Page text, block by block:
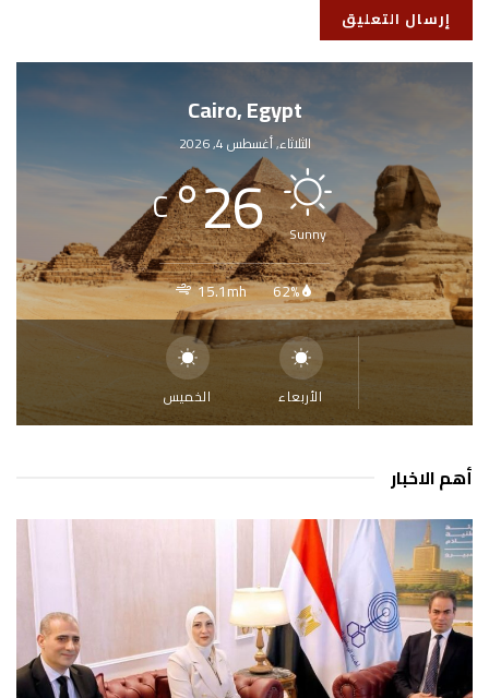
Cairo, Egypt
الثلاثاء, أغسطس 4, 2026
Sunny
26
°
C
62%
15.1mh
الأربعاء الخميس
أهم الاخبار